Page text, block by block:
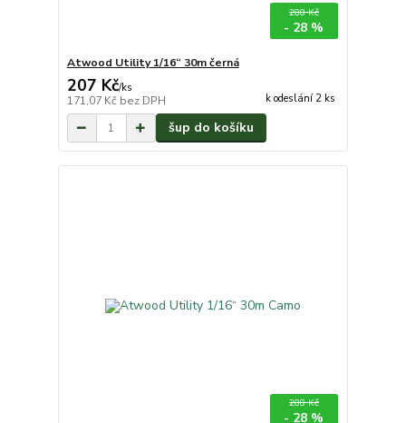
288 Kč
- 28 %
Atwood Utility 1/16“ 30m černá
207 Kč/ks
171,07 Kč bez DPH k odeslání 2 ks
šup do košíku
288 Kč
- 28 %